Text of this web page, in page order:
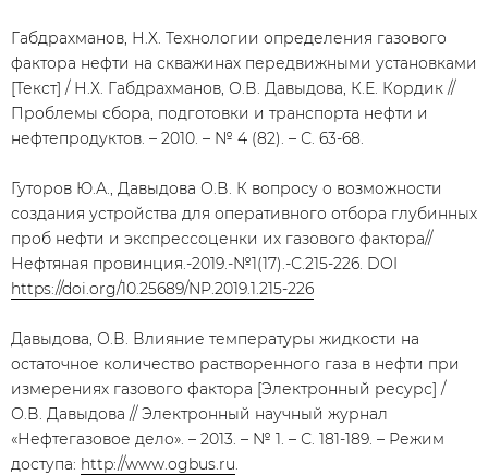
Габдрахманов, Н.Х. Технологии определения газового
фактора нефти на скважинах передвижными установками
[Текст] / Н.Х. Габдрахманов, О.В. Давыдова, К.Е. Кордик //
Проблемы сбора, подготовки и транспорта нефти и
нефтепродуктов. – 2010. – № 4 (82). – С. 63-68.
Гуторов Ю.А., Давыдова О.В. К вопросу о возможности
создания устройства для оперативного отбора глубинных
проб нефти и экспрессоценки их газового фактора//
Нефтяная провинция.-2019.-№1(17).-С.215-226. DOI
https://doi.org/10.25689/NP.2019.1.215-226
Давыдова, О.В. Влияние температуры жидкости на
остаточное количество растворенного газа в нефти при
измерениях газового фактора [Электронный ресурс] /
О.В. Давыдова // Электронный научный журнал
«Нефтегазовое дело». – 2013. – № 1. – С. 181-189. – Режим
доступа: http://www.ogbus.ru.